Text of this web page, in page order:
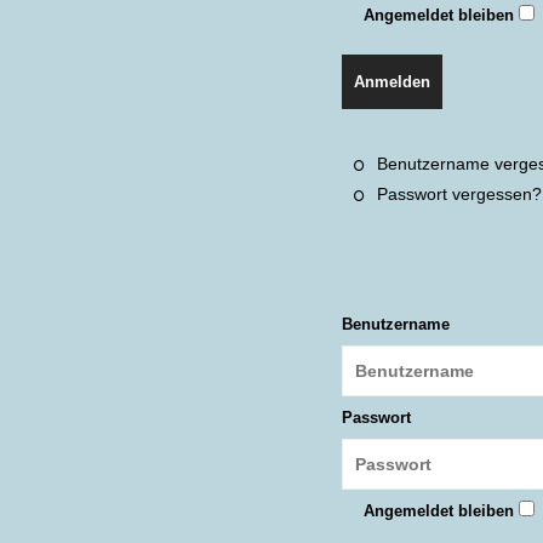
Angemeldet bleiben
Anmelden
Benutzername
Passwort vergessen?
Benutzername
Passwort
Angemeldet bleiben